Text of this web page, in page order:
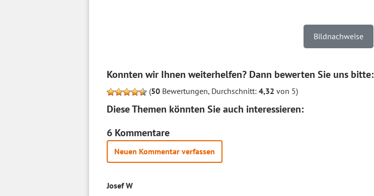
Bildnachweise
Konnten wir Ihnen weiterhelfen? Dann bewerten Sie uns bitte:
(50 Bewertungen, Durchschnitt: 4,32 von 5)
Diese Themen könnten Sie auch interessieren:
6 Kommentare
Neuen Kommentar verfassen
Josef W